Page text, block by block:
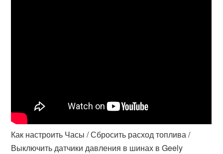
Как настроить Часы / Сбросить расход топлива /
Выключить датчики давления в шинах в Geely